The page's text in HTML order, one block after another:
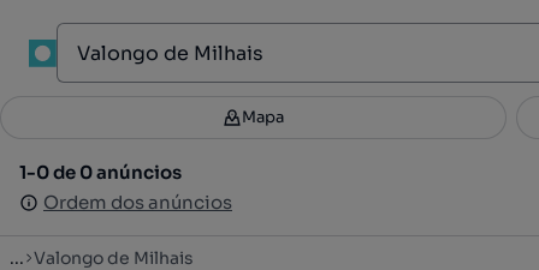
Filtros 2
1-0 de 0 anúncios
Ordem dos anúncios
Mapa
1-0 de 0 anúncios
Ordem dos anúncios
... Valongo de Milhais